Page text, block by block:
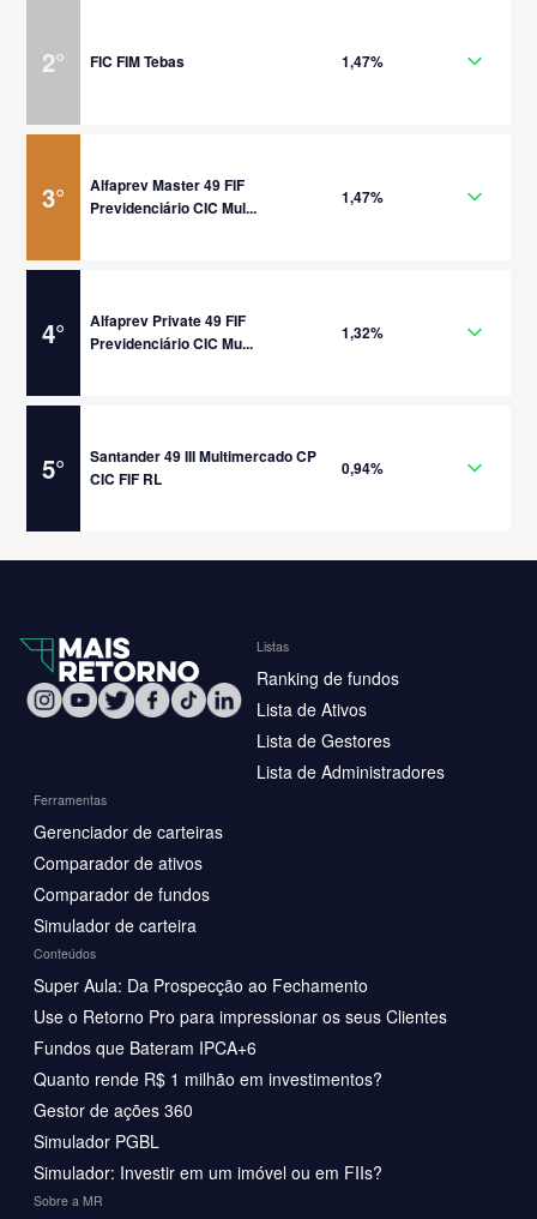
2° FIC FIM Tebas 1,47%
3°
Alfaprev Master 49 FIF
Previdenciário CIC Mul...
1,47%
4°
Alfaprev Private 49 FIF
Previdenciário CIC Mu...
1,32%
5°
Santander 49 III Multimercado CP
CIC FIF RL
0,94%
Listas
Ranking de fundos
Lista de Ativos
Lista de Gestores
Lista de Administradores
Ferramentas
Gerenciador de carteiras
Comparador de ativos
Comparador de fundos
Simulador de carteira
Conteúdos
Super Aula: Da Prospecção ao Fechamento
Use o Retorno Pro para impressionar os seus Clientes
Fundos que Bateram IPCA+6
Quanto rende R$ 1 milhão em investimentos?
Gestor de ações 360
Simulador PGBL
Simulador: Investir em um imóvel ou em FIIs?
Sobre a MR